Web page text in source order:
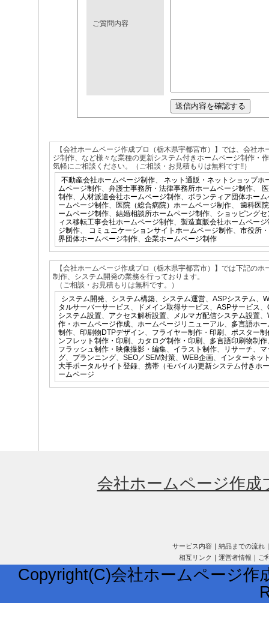
ご質問内容
【会社ホームページ作成プロ（栃木県宇都宮市）】では、会社
ジ制作、など様々な業種の更新システム付きホームページ制作・
気軽にご相談ください。（ご相談・お見積もりは無料です!!）
不動産会社ホームページ制作、 ネット通販・ネットショップホ
ムページ制作、 弁護士事務所・法律事務所ホームページ制作、
制作、 人材派遣会社ホームページ制作、 ボランティア団体ホー
ームページ制作、 医院（総合病院）ホームページ制作、 歯科医
ームページ制作、 結婚相談所ホームページ制作、 ショッピング
ィス移転工事会社ホームページ制作、 製造直販会社ホームページ
ジ制作、 コミュニケーションサイトホームページ制作、 市役所
界団体ホームページ制作、 企業ホームページ制作
【会社ホームページ作成プロ（栃木県宇都宮市）】では下記の
制作、システム開発の業務を行っております。
（ご相談・お見積もりは無料です。）
システム開発、 システム構築、 システム運営、 ASPシステム、
タルサーバーサービス、 ドメイン取得サービス、 ASPサービス、
システム設置、 アクセス解析設置、 メルマガ配信システム設置、
作・ホームページ作成、 ホームページリニューアル、 多言語ホ
制作、 印刷物DTPデザイン、 フライヤー制作・印刷 、 ポスター制
ンフレット制作・印刷 、 カタログ制作・印刷 、 多言語印刷物制作
フラッシュ制作・映像撮影・編集、 イラスト制作、
リサーチ、
グ、 プランニング、 SEO／SEM対策、 WEB企画、 インターネッ
大手ポータルサイト登録、 携帯（モバイル)更新システム付きホ
ームページ
会社ホームページ作成
サービス内容｜ 納品までの流れ
相互リンク ｜ 運営者情報 ｜ ご
Copyright(C)会社ホームページ